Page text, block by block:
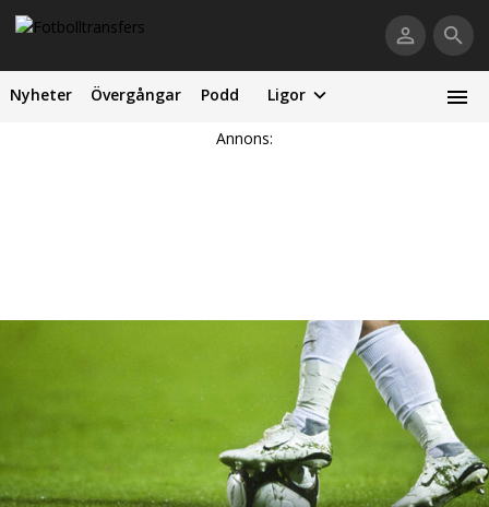
Nyheter Övergångar Podd Ligor
Annons: